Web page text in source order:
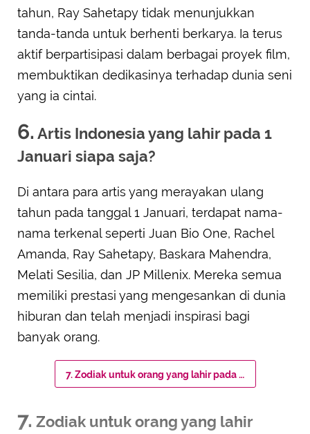
tahun, Ray Sahetapy tidak menunjukkan
tanda-tanda untuk berhenti berkarya. Ia terus
aktif berpartisipasi dalam berbagai proyek film,
membuktikan dedikasinya terhadap dunia seni
yang ia cintai.
6. Artis Indonesia yang lahir pada 1
Januari siapa saja?
Di antara para artis yang merayakan ulang
tahun pada tanggal 1 Januari, terdapat nama-
nama terkenal seperti Juan Bio One, Rachel
Amanda, Ray Sahetapy, Baskara Mahendra,
Melati Sesilia, dan JP Millenix. Mereka semua
memiliki prestasi yang mengesankan di dunia
hiburan dan telah menjadi inspirasi bagi
banyak orang.
7. Zodiak untuk orang yang lahir pada 1 Januari apa?
7. Zodiak untuk orang yang lahir